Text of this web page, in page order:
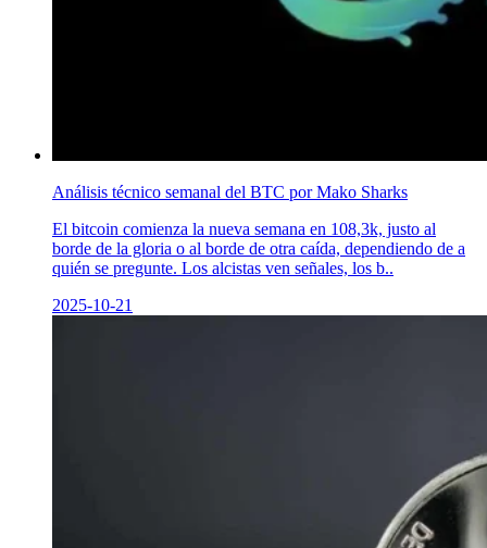
Análisis técnico semanal del BTC por Mako Sharks
El bitcoin comienza la nueva semana en 108,3k, justo al
borde de la gloria o al borde de otra caída, dependiendo de a
quién se pregunte. Los alcistas ven señales, los b..
2025-10-21